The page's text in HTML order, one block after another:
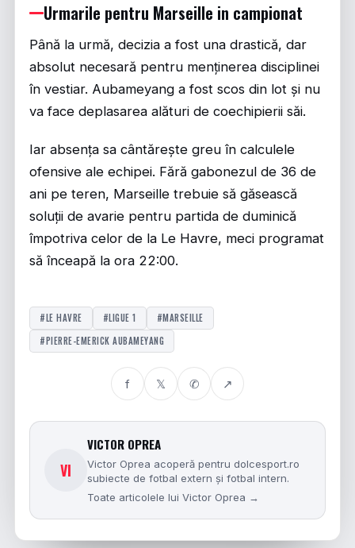
Urmarile pentru Marseille in campionat
Până la urmă, decizia a fost una drastică, dar
absolut necesară pentru menținerea disciplinei
în vestiar. Aubameyang a fost scos din lot și nu
va face deplasarea alături de coechipierii săi.
Iar absența sa cântărește greu în calculele
ofensive ale echipei. Fără gabonezul de 36 de
ani pe teren, Marseille trebuie să găsească
soluții de avarie pentru partida de duminică
împotriva celor de la Le Havre, meci programat
să înceapă la ora 22:00.
#LE HAVRE #LIGUE 1
#MARSEILLE
#PIERRE-EMERICK AUBAMEYANG
f 𝕏 ✆ ↗
VI
VICTOR OPREA
Victor Oprea acoperă pentru dolcesport.ro
subiecte de fotbal extern și fotbal intern.
Toate articolele lui Victor Oprea →